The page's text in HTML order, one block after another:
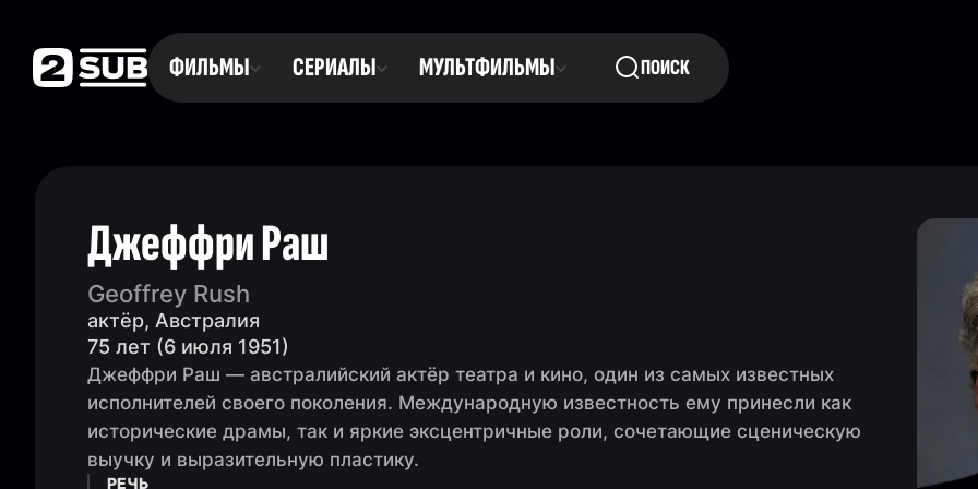
ФИЛЬМЫ СЕРИАЛЫ МУЛЬТФИЛЬМЫ ПОИСК
Джеффри Раш
Geoffrey Rush
актёр, Австралия
75 лет (6 июля 1951)
Джеффри Раш — австралийский актёр театра и кино, один из самых известных
исполнителей своего поколения. Международную известность ему принесли как
исторические драмы, так и яркие эксцентричные роли, сочетающие сценическую
выучку и выразительную пластику.
РЕЧЬ